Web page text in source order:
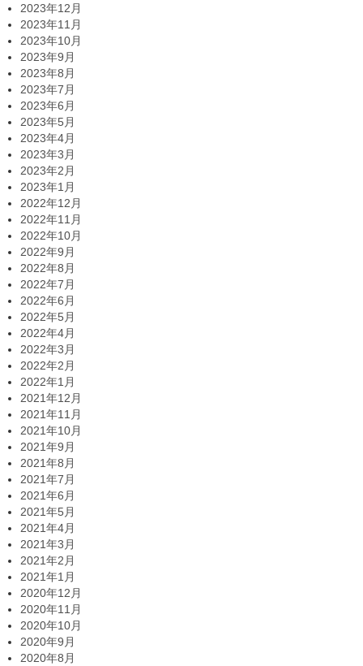
2023年12月
2023年11月
2023年10月
2023年9月
2023年8月
2023年7月
2023年6月
2023年5月
2023年4月
2023年3月
2023年2月
2023年1月
2022年12月
2022年11月
2022年10月
2022年9月
2022年8月
2022年7月
2022年6月
2022年5月
2022年4月
2022年3月
2022年2月
2022年1月
2021年12月
2021年11月
2021年10月
2021年9月
2021年8月
2021年7月
2021年6月
2021年5月
2021年4月
2021年3月
2021年2月
2021年1月
2020年12月
2020年11月
2020年10月
2020年9月
2020年8月